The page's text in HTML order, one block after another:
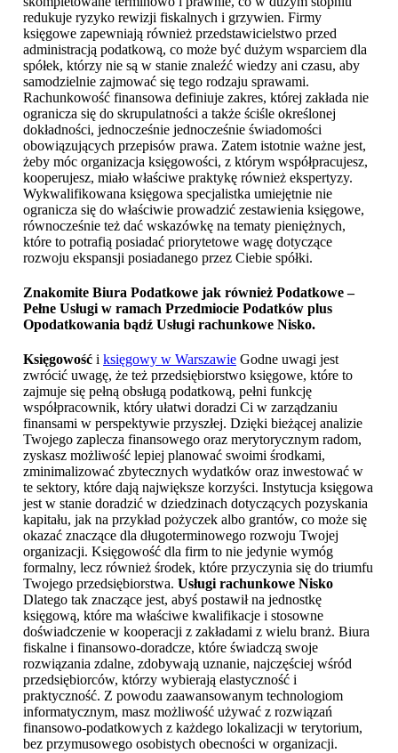
redukuje ryzyko rewizji fiskalnych i grzywien. Firmy
księgowe zapewniają również przedstawicielstwo przed
administracją podatkową, co może być dużym wsparciem dla
spółek, którzy nie są w stanie znaleźć wiedzy ani czasu, aby
samodzielnie zajmować się tego rodzaju sprawami.
Rachunkowość finansowa definiuje zakres, której zakłada nie
ogranicza się do skrupulatności a także ściśle określonej
dokładności, jednocześnie jednocześnie świadomości
obowiązujących przepisów prawa. Zatem istotnie ważne jest,
żeby móc organizacja księgowości, z którym współpracujesz,
kooperujesz, miało właściwe praktykę również ekspertyzy.
Wykwalifikowana księgowa specjalistka umiejętnie nie
ogranicza się do właściwie prowadzić zestawienia księgowe,
równocześnie też dać wskazówkę na tematy pieniężnych,
które to potrafią posiadać priorytetowe wagę dotyczące
rozwoju ekspansji posiadanego przez Ciebie spółki.
Znakomite Biura Podatkowe jak również Podatkowe –
Pełne Usługi w ramach Przedmiocie Podatków plus
Opodatkowania bądź Usługi rachunkowe Nisko.
Księgowość i księgowy w Warszawie Godne uwagi jest
zwrócić uwagę, że też przedsiębiorstwo księgowe, które to
zajmuje się pełną obsługą podatkową, pełni funkcję
współpracownik, który ułatwi doradzi Ci w zarządzaniu
finansami w perspektywie przyszłej. Dzięki bieżącej analizie
Twojego zaplecza finansowego oraz merytorycznym radom,
zyskasz możliwość lepiej planować swoimi środkami,
zminimalizować zbytecznych wydatków oraz inwestować w
te sektory, które dają największe korzyści. Instytucja księgowa
jest w stanie doradzić w dziedzinach dotyczących pozyskania
kapitału, jak na przykład pożyczek albo grantów, co może się
okazać znaczące dla długoterminowego rozwoju Twojej
organizacji. Księgowość dla firm to nie jedynie wymóg
formalny, lecz również środek, które przyczynia się do triumfu
Twojego przedsiębiorstwa. Usługi rachunkowe Nisko
Dlatego tak znaczące jest, abyś postawił na jednostkę
księgową, które ma właściwe kwalifikacje i stosowne
doświadczenie w kooperacji z zakładami z wielu branż. Biura
fiskalne i finansowo-doradcze, które świadczą swoje
rozwiązania zdalne, zdobywają uznanie, najczęściej wśród
przedsiębiorców, którzy wybierają elastyczność i
praktyczność. Z powodu zaawansowanym technologiom
informatycznym, masz możliwość używać z rozwiązań
finansowo-podatkowych z każdego lokalizacji w terytorium,
bez przymusowego osobistych obecności w organizacji.